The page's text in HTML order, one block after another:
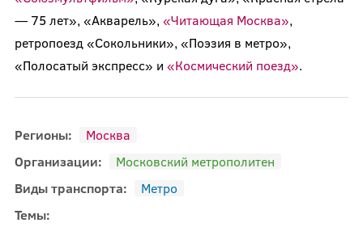
— 75 лет», «Акварель», «Читающая Москва»,
ретропоезд «Сокольники», «Поэзия в метро»,
«Полосатый экспресс» и «Космический поезд».
Регионы:
Москва
Организации:
Московский метрополитен
Виды транспорта:
Метро
Темы: